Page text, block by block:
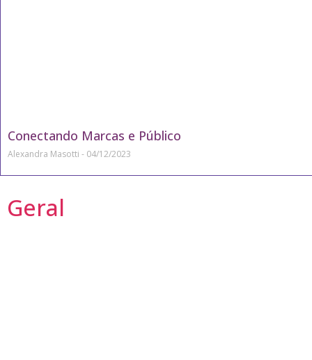
Conectando Marcas e Público
Alexandra Masotti 04/12/2023
Geral